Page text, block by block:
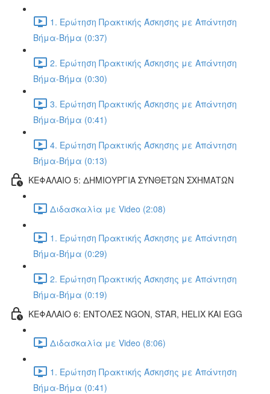
1. Ερώτηση Πρακτικής Άσκησης με Απάντηση
Βήμα-Βήμα (0:37)
2. Ερώτηση Πρακτικής Άσκησης με Απάντηση
Βήμα-Βήμα (0:30)
3. Ερώτηση Πρακτικής Άσκησης με Απάντηση
Βήμα-Βήμα (0:41)
4. Ερώτηση Πρακτικής Άσκησης με Απάντηση
Βήμα-Βήμα (0:13)
ΚΕΦΑΛΑΙΟ 5: ΔΗΜΙΟΥΡΓΙΑ ΣΥΝΘΕΤΩΝ ΣΧΗΜΑΤΩΝ
Διδασκαλία με Video (2:08)
1. Ερώτηση Πρακτικής Άσκησης με Απάντηση
Βήμα-Βήμα (0:29)
2. Ερώτηση Πρακτικής Άσκησης με Απάντηση
Βήμα-Βήμα (0:19)
ΚΕΦΑΛΑΙΟ 6: ΕΝΤΟΛΕΣ NGON, STAR, HELIX ΚΑΙ EGG
Διδασκαλία με Video (8:06)
1. Ερώτηση Πρακτικής Άσκησης με Απάντηση
Βήμα-Βήμα (0:41)